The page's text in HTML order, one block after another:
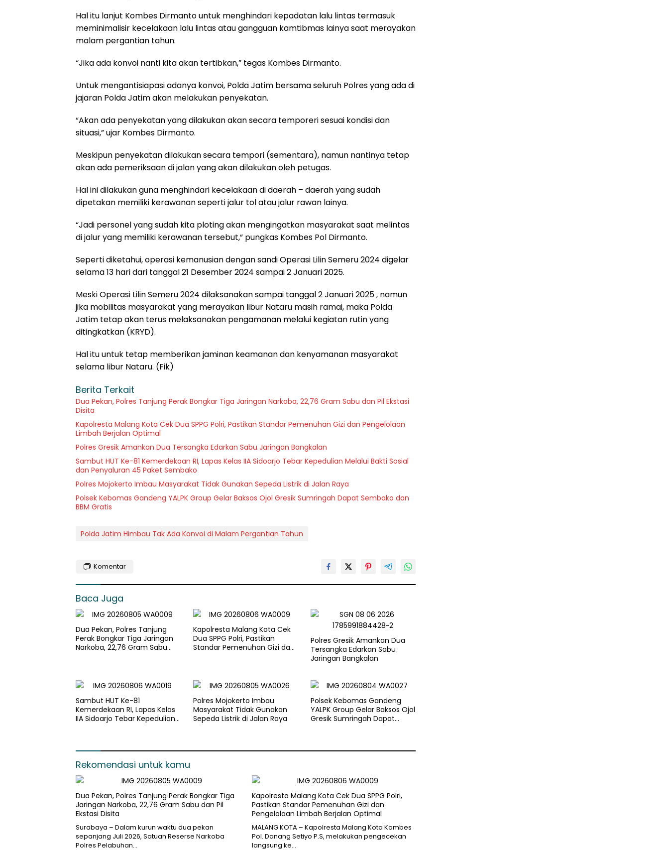
Hal itu lanjut Kombes Dirmanto untuk menghindari kepadatan lalu lintas termasuk
meminimalisir kecelakaan lalu lintas atau gangguan kamtibmas lainya saat merayakan
malam pergantian tahun.
“Jika ada konvoi nanti kita akan tertibkan,” tegas Kombes Dirmanto.
Untuk mengantisiapasi adanya konvoi, Polda Jatim bersama seluruh Polres yang ada di
jajaran Polda Jatim akan melakukan penyekatan.
“Akan ada penyekatan yang dilakukan akan secara temporeri sesuai kondisi dan
situasi,” ujar Kombes Dirmanto.
Meskipun penyekatan dilakukan secara tempori (sementara), namun nantinya tetap
akan ada pemeriksaan di jalan yang akan dilakukan oleh petugas.
Hal ini dilakukan guna menghindari kecelakaan di daerah – daerah yang sudah
dipetakan memiliki kerawanan seperti jalur tol atau jalur rawan lainya.
“Jadi personel yang sudah kita ploting akan mengingatkan masyarakat saat melintas
di jalur yang memiliki kerawanan tersebut,” pungkas Kombes Pol Dirmanto.
Seperti diketahui, operasi kemanusian dengan sandi Operasi Lilin Semeru 2024 digelar
selama 13 hari dari tanggal 21 Desember 2024 sampai 2 Januari 2025.
Meski Operasi Lilin Semeru 2024 dilaksanakan sampai tanggal 2 Januari 2025 , namun
jika mobilitas masyarakat yang merayakan libur Nataru masih ramai, maka Polda
Jatim tetap akan terus melaksanakan pengamanan melalui kegiatan rutin yang
ditingkatkan (KRYD).
Hal itu untuk tetap memberikan jaminan keamanan dan kenyamanan masyarakat
selama libur Nataru. (Fik)
Berita Terkait
Dua Pekan, Polres Tanjung Perak Bongkar Tiga Jaringan Narkoba, 22,76 Gram Sabu dan Pil Ekstasi
Disita
Kapolresta Malang Kota Cek Dua SPPG Polri, Pastikan Standar Pemenuhan Gizi dan Pengelolaan
Limbah Berjalan Optimal
Polres Gresik Amankan Dua Tersangka Edarkan Sabu Jaringan Bangkalan
Sambut HUT Ke-81 Kemerdekaan RI, Lapas Kelas IIA Sidoarjo Tebar Kepedulian Melalui Bakti Sosial
dan Penyaluran 45 Paket Sembako
Polres Mojokerto Imbau Masyarakat Tidak Gunakan Sepeda Listrik di Jalan Raya
Polsek Kebomas Gandeng YALPK Group Gelar Baksos Ojol Gresik Sumringah Dapat Sembako dan
BBM Gratis
Polda Jatim Himbau Tak Ada Konvoi di Malam Pergantian Tahun
Komentar
Baca Juga
Dua Pekan, Polres Tanjung
Perak Bongkar Tiga Jaringan
Narkoba, 22,76 Gram Sabu
Kapolresta Malang Kota Cek
Dua SPPG Polri, Pastikan
Standar Pemenuhan Gizi dan
Polres Gresik Amankan Dua
Tersangka Edarkan Sabu
Jaringan Bangkalan
Sambut HUT Ke-81
Kemerdekaan RI, Lapas Kelas
IIA Sidoarjo Tebar Kepedulian
Polres Mojokerto Imbau
Masyarakat Tidak Gunakan
Sepeda Listrik di Jalan Raya
Polsek Kebomas Gandeng
YALPK Group Gelar Baksos Ojol
Gresik Sumringah Dapat
Rekomendasi untuk kamu
Dua Pekan, Polres Tanjung Perak Bongkar Tiga
Jaringan Narkoba, 22,76 Gram Sabu dan Pil
Ekstasi Disita
Surabaya – Dalam kurun waktu dua pekan
sepanjang Juli 2026, Satuan Reserse Narkoba
Polres Pelabuhan…
Kapolresta Malang Kota Cek Dua SPPG Polri,
Pastikan Standar Pemenuhan Gizi dan
Pengelolaan Limbah Berjalan Optimal
MALANG KOTA – Kapolresta Malang Kota Kombes
Pol. Danang Setiyo P.S, melakukan pengecekan
langsung ke…